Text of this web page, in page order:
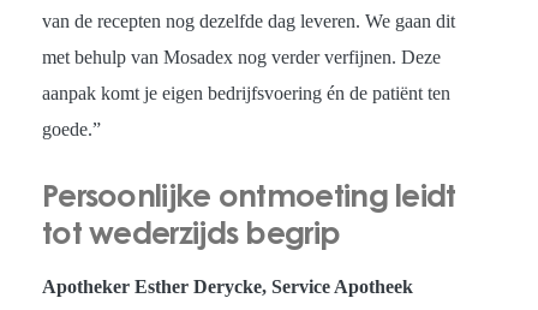
van de recepten nog dezelfde dag leveren. We gaan dit
met behulp van Mosadex nog verder verfijnen. Deze
aanpak komt je eigen bedrijfsvoering én de patiënt ten
goede.”
Persoonlijke ontmoeting leidt
tot wederzijds begrip
Apotheker Esther Derycke, Service Apotheek